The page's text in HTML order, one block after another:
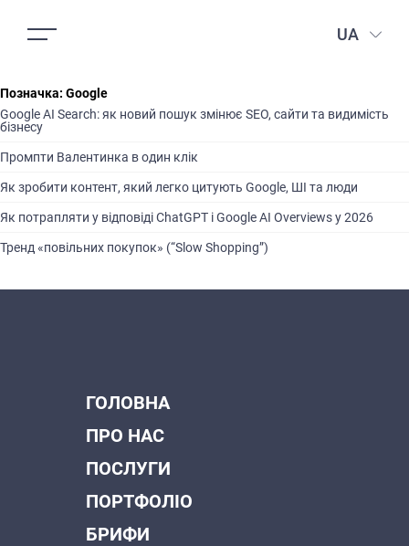
UA
Позначка: Google
Google AI Search: як новий пошук змінює SEO, сайти та видимість
бізнесу
Промпти Валентинка в один клік
Як зробити контент, який легко цитують Google, ШІ та люди
Як потрапляти у відповіді ChatGPT і Google AI Overviews у 2026
Тренд «повільних покупок» (“Slow Shopping”)
ГОЛОВНА
ПРО НАС
ПОСЛУГИ
ПОРТФОЛІО
БРИФИ